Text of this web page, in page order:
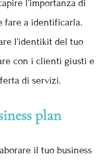
l’importanza di
fare a identificarla.
l’identikit del tuo
con i clienti giusti e
di servizi.
plan
il tuo business